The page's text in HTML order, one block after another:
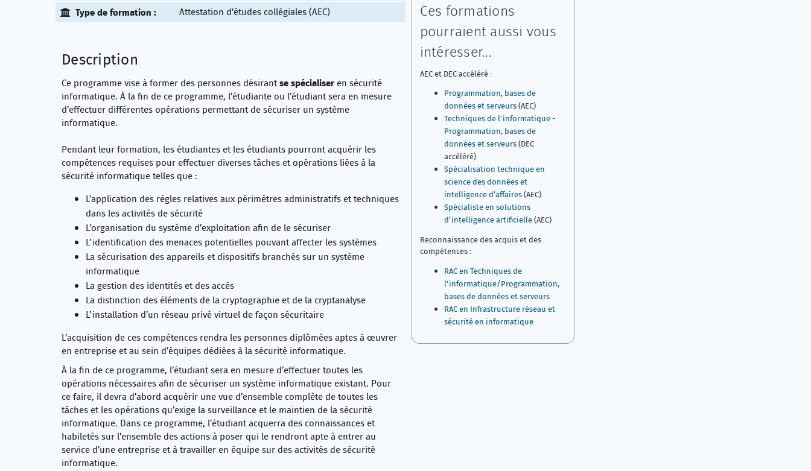
Type de formation : Attestation d'études collégiales (AEC)
Description
Ce programme vise à former des personnes désirantse spécialiseren sécurité
informatique. À la fin de ce programme, l’étudiante ou l’étudiant sera en mesure
d’effectuer différentes opérations permettant de sécuriser un système
informatique.
Pendant leur formation, les étudiantes et les étudiants pourront acquérir les
compétences requises pour effectuer diverses tâches et opérations liées à la
sécurité informatique telles que :
L’application des règles relatives aux périmètres administratifs et techniques
dans les activités de sécurité
L’organisation du système d’exploitation afin de le sécuriser
L’identification des menaces potentielles pouvant affecter les systèmes
La sécurisation des appareils et dispositifs branchés sur un système
informatique
La gestion des identités et des accès
La distinction des éléments de la cryptographie et de la cryptanalyse
L’installation d’un réseau privé virtuel de façon sécuritaire
L’acquisition de ces compétences rendra les personnes diplômées aptes à œuvrer
en entreprise et au sein d’équipes dédiées à la sécurité informatique.
À la fin de ce programme, l’étudiant sera en mesure d’effectuer toutes les
opérations nécessaires afin de sécuriser un système informatique existant. Pour
ce faire, il devra d’abord acquérir une vue d’ensemble complète de toutes les
tâches et les opérations qu’exige la surveillance et le maintien de la sécurité
informatique. Dans ce programme, l’étudiant acquerra des connaissances et
habiletés sur l’ensemble des actions à poser qui le rendront apte à entrer au
service d’une entreprise et à travailler en équipe sur des activités de sécurité
informatique.
Ces formations
pourraient aussi vous
intéresser...
AEC et DEC accéléré :
Programmation, bases de
données et serveurs(AEC)
Techniques de l'informatique -
Programmation, bases de
données et serveurs(DEC
accéléré)
Spécialisation technique en
science des données et
intelligence d’affaires(AEC)
Spécialiste en solutions
d’intelligence artificielle(AEC)
Reconnaissance des acquis et des
compétences :
RAC en Techniques de
l'informatique/Programmation,
bases de données et serveurs
RAC en Infrastructure réseau et
sécurité en informatique